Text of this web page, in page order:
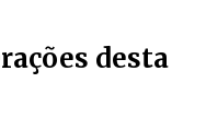
desta